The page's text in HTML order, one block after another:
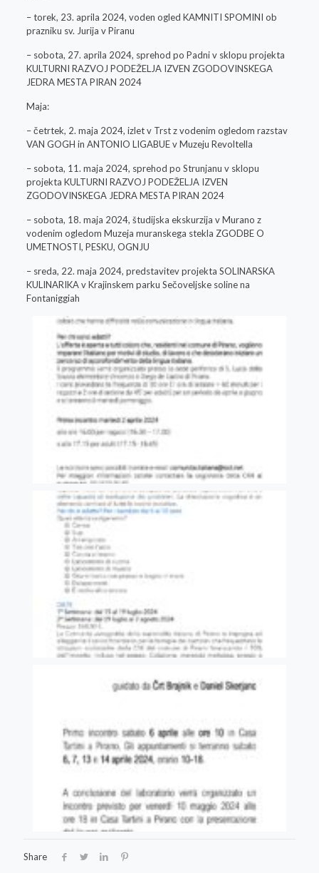
– torek, 23. aprila 2024, voden ogled KAMNITI SPOMINI ob
prazniku sv. Jurija v Piranu
– sobota, 27. aprila 2024, sprehod po Padni v sklopu projekta
KULTURNI RAZVOJ PODEŽELJA IZVEN ZGODOVINSKEGA
JEDRA MESTA PIRAN 2024
Maja:
– četrtek, 2. maja 2024, izlet v Trst z vodenim ogledom razstav
VAN GOGH in ANTONIO LIGABUE v Muzeju Revoltella
– sobota, 11. maja 2024, sprehod po Strunjanu v sklopu
projekta KULTURNI RAZVOJ PODEŽELJA IZVEN
ZGODOVINSKEGA JEDRA MESTA PIRAN 2024
– sobota, 18. maja 2024, študijska ekskurzija v Murano z
vodenim ogledom Muzeja muranskega stekla ZGODBE O
UMETNOSTI, PESKU, OGNJU
– sreda, 22. maja 2024, predstavitev projekta SOLINARSKA
KULINARIKA v Krajinskem parku Sečoveljske soline na
Fontaniggiah
Share